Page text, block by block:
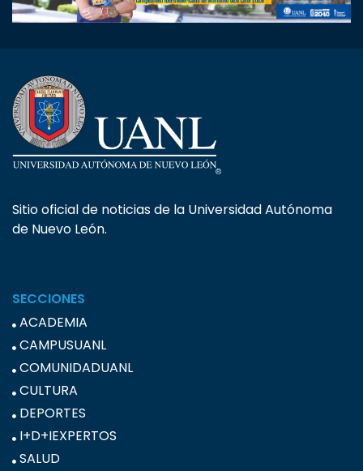
Sitio oficial de noticias de la Universidad Autónoma
de Nuevo León.
SECCIONES
ACADEMIA
CAMPUSUANL
COMUNIDADUANL
CULTURA
DEPORTES
I+D+IEXPERTOS
SALUD